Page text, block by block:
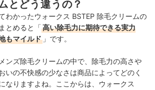
とどう違うの？
わかったウォークス BSTEP 除毛クリームの
とめると「高い除毛力に期待できる実力
もマイルド 」です。
ンズ除毛クリームの中で、除毛力の高さや
いの不快感の少なさは商品によってどのく
なりますよね。ここからは、ウォークス